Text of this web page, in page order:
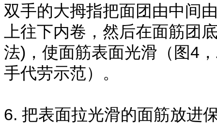
双手的大拇指把面团由中间
上往下内卷，然后在面筋团
法)，使面筋表面光滑（图4
手代劳示范）。
6. 把表面拉光滑的面筋放进